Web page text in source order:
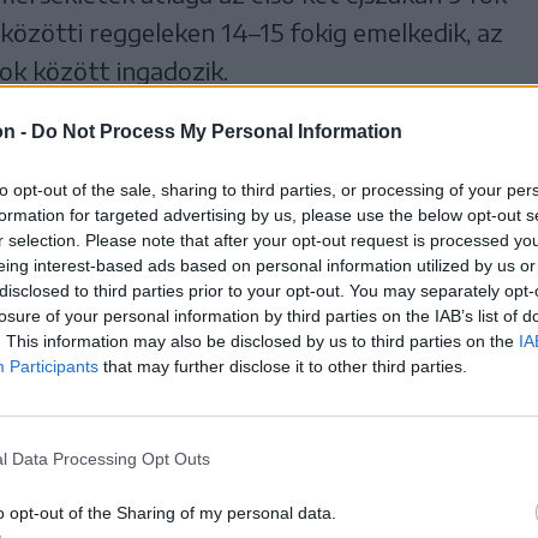
- Do Not Process My Personal Information
opt-out of the sale, sharing to third parties, or processing of your
for targeted advertising by us, please use the below opt-out
selection. Please note that after your opt-out request is processed
interest-based ads based on personal information utilized by us
to third parties prior to your opt-out. You may separately
of your personal information by third parties on the IAB’s list of
This information may also be disclosed by us to third parties on the
Participants that may further disclose it to other third parties.
Data Processing Opt Outs
opt-out of the Sharing of my personal data.
reggeleken 14–15 fokig emelkedik, az
között ingadozik.
nagyobb területen és
június 23-a után várhatók.
június 22-ig, amikor a nappali
fokot. Ezt követően enyhén csökkenni
előfordulhatnak, nagyobb
között, illetve a jövő héten várható.
Gyergyószék